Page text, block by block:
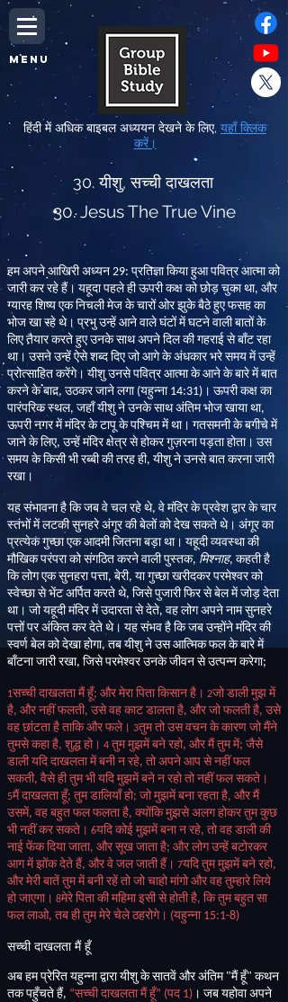
MENU
हिंदी में अधिक बाइबल अध्ययन देखने के लिए, यहाँ क्लिक
करें।
30. यीशु, सच्ची दाखलता
30. Jesus The True Vine
हम अपने आखिरी अध्यन 29: प्रतिज्ञा किया हुआ पवित्र आत्मा को
जारी कर रहे हैं। यहूदा पहले ही ऊपरी कक्ष को छोड़ चुका था, और
ग्यारह शिष्य एक निचली मेज के चारों ओर झुके बैठे हुए फसह का
भोज खा रहे थे। प्रभु उन्हें आने वाले घंटों में घटने वाली बातों के
लिए तैयार करते हुए उनके साथ अपने दिल की गहराई से बाँट रहा
था। उसने उन्हें ऐसे शब्द दिए जो आगे के अंधकार भरे समय में उन्हें
प्रोत्साहित करेंगे। यीशु उनसे पवित्र आत्मा के आने के बारे में बात
करने के बाद, उठकर जाने लगा (यहुन्ना 14:31) । ऊपरी कक्ष का
पारंपरिक स्थल, जहाँ यीशु ने उनके साथ अंतिम भोज खाया था,
ऊपरी नगर में मंदिर के टापू के पश्चिम में था। गतसमनी के बगीचे में
जाने के लिए, उन्हें मंदिर क्षेत्र से होकर गुज़रना पड़ता होता। उस
समय के किसी भी रब्बी की तरह ही, यीशु ने उनसे बात करना जारी
रखा।
यह संभावना है कि जब वे चल रहे थे, वे मंदिर के प्रवेश द्वार के चार
स्तंभों में लटकी सुनहरे अंगूर की बेलों को देख सकते थे। अंगूर का
प्रत्येक गुच्छा एक आदमी जितना बड़ा था। यहूदी व्यवस्था की
मौखिक परंपरा को संगठित करने वाली पुस्तक, मिश्नाह, कहती है
कि लोग एक सुनहरा पत्ता, बेरी, या गुच्छा खरीदकर परमेश्वर को
स्वेच्छा से भेंट अर्पित करते थे, जिसे पुजारी फिर से बेल में जोड़ देता
था। जो यहूदी मंदिर में उदारता से देते, वह लोग अपने नाम सुनहरे
पत्तों पर अंकित कर देते थे। यह संभव है कि जब उन्होंने मंदिर की
स्वर्ण बेल को देखा होगा,तब यीशु ने उस आत्मिक फल के बारे में
बाँटना जारी रखा, जिसे परमेश्वर उनके जीवन से उत्पन्न करेगा;
1सच्ची दाखलता मैं हूँ; और मेरा पिता किसान है। 2जो डाली मुझ में
है, और नहीं फलती, उसे वह काट डालता है, और जो फलती है, उसे
वह छांटता है ताकि और फले। 3तुम तो उस वचन के कारण जो मैंने
तुमसे कहा है, शुद्ध हो। 4 तुम मुझमें बने रहो, और मैं तुम में; जैसे
डाली यदि दाखलता में बनी न रहे, तो अपने आप से नहीं फल
सकती, वैसे ही तुम भी यदि मुझमें बने न रहो तो नहीं फल सकते।
5मैं दाखलता हूँ; तुम डालियाँ हो; जो मुझमें बना रहता है, और मैं
उसमें, वह बहुत फल फलता है, क्योंकि मुझसे अलग होकर तुम कुछ
भी नहीं कर सकते। 6यदि कोई मुझमें बना न रहे, तो वह डाली की
नाई फेंक दिया जाता, और सूख जाता है; और लोग उन्हें बटोरकर
आग में झोंक देते हैं, और वे जल जाती हैं। 7यदि तुम मुझमें बने रहो,
और मेरी बातें तुम में बनी रहें तो जो चाहो मांगो और वह तुम्हारे लिये
हो जाएगा। 8मेरे पिता की महिमा इसी से होती है, कि तुम बहुत सा
फल लाओ, तब ही तुम मेरे चेले ठहरोगे। (यहुन्ना 15:1-8)
सच्ची दाखलता मैं हूँ
अब हम प्रेरित यहुन्ना द्वारा यीशु के सातवें और अंतिम "मैं हूँ" कथन
तक पहुँचते हैं, “सच्ची दाखलता मैं हूँ” (पद 1) । जब यहोवा अपने